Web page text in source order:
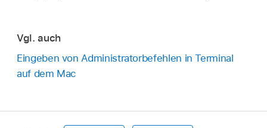
Vgl. auch
Eingeben von Administratorbefehlen in Terminal
auf dem Mac